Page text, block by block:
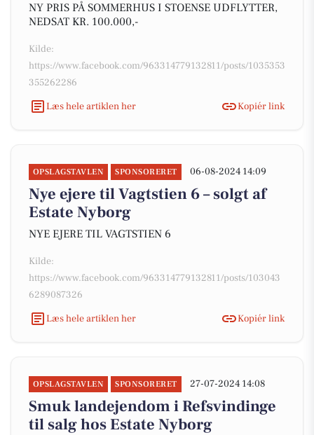
NY PRIS PÅ SOMMERHUS I STOENSE UDFLYTTER,
NEDSAT KR. 100.000,-
Kilde:
https://www.facebook.com/963314779132811/posts/1035353
355262286
Læs hele artiklen her
Kopiér link
OPSLAGSTAVLEN SPONSORERET 06-08-2024 14:09
Nye ejere til Vagtstien 6 – solgt af
Estate Nyborg
NYE EJERE TIL VAGTSTIEN 6
Kilde:
https://www.facebook.com/963314779132811/posts/103043
6289087326
Læs hele artiklen her
Kopiér link
OPSLAGSTAVLEN SPONSORERET 27-07-2024 14:08
Smuk landejendom i Refsvindinge
til salg hos Estate Nyborg